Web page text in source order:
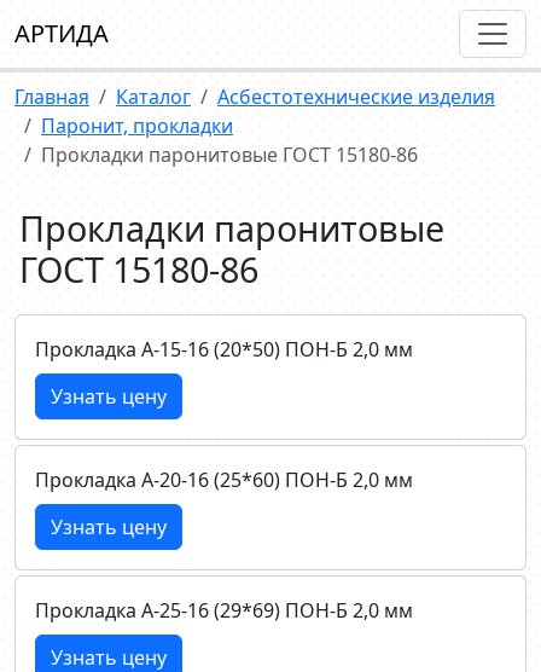
АРТИДА
Главная Каталог
Асбестотехнические изделия
Паронит, прокладки
Прокладки паронитовые ГОСТ 15180-86
Прокладки паронитовые
ГОСТ 15180-86
Прокладка А-15-16 (20*50) ПОН-Б 2,0 мм
Узнать цену
Прокладка А-20-16 (25*60) ПОН-Б 2,0 мм
Узнать цену
Прокладка А-25-16 (29*69) ПОН-Б 2,0 мм
Узнать цену